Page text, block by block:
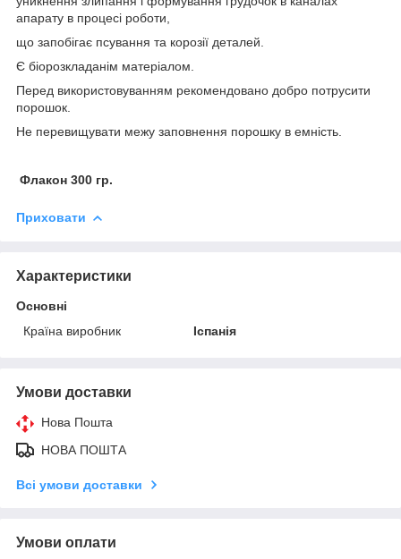
апарату в процесі роботи,
що запобігає псування та корозії деталей.
Є біорозкладанім матеріалом.
Перед використовуванням рекомендовано добро потрусити
порошок.
Не перевищувати межу заповнення порошку в емність.
Флакон 300 гр.
Приховати
Характеристики
Основні
Країна виробник
Іспанія
Умови доставки
Нова Пошта
НОВА ПОШТА
Всі умови доставки
Умови оплати